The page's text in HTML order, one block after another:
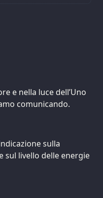
e nella luce dell’Uno
comunicando.
sulla
sul livello delle energie